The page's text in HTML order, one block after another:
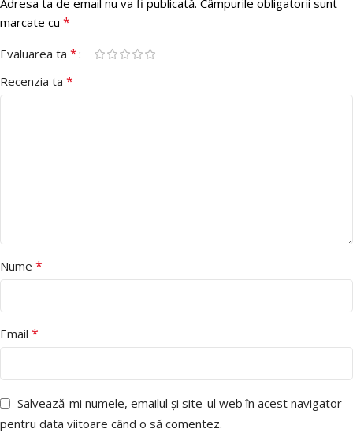
Adresa ta de email nu va fi publicată. Câmpurile obligatorii sunt
marcate cu *
Evaluarea ta *
Recenzia ta *
Nume *
Email *
Salvează-mi numele, emailul și site-ul web în acest navigator
pentru data viitoare când o să comentez.